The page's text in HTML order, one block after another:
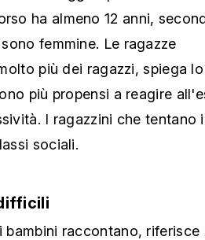
ha almeno 12 anni,
femmine. Le ragazze
più dei ragazzi, spiega lo
più propensi a reagire
I ragazzini che tentano
sociali.
bambini raccontano, riferisce